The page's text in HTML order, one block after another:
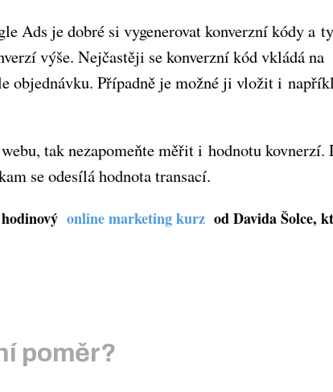
Ads je dobré si vygenerovat konverzní kódy a ty
výše. Nejčastěji se konverzní kód vkládá na
objednávku. Případně je možné ji vložit i
tak nezapomeňte měřit i hodnotu kovnerzí.
se odesílá hodnota transací.
online marketing kurz od Davida Šolce,
poměr?